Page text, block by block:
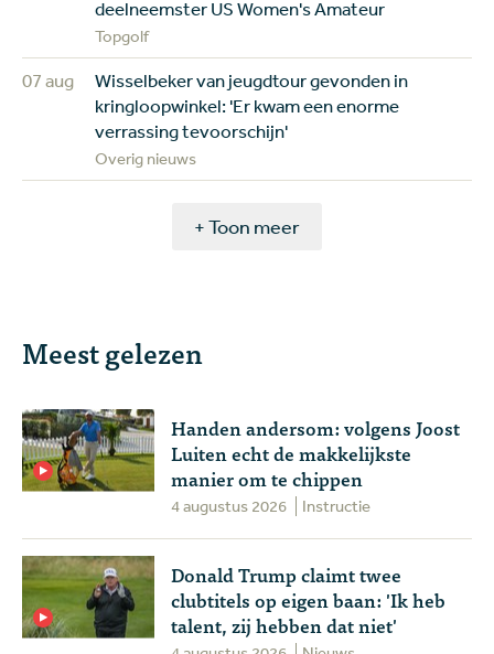
deelneemster US Women's Amateur
Topgolf
07 aug
Wisselbeker van jeugdtour gevonden in
kringloopwinkel: 'Er kwam een enorme
verrassing tevoorschijn'
Overig nieuws
+ Toon meer
Meest gelezen
Handen andersom: volgens Joost
Luiten echt de makkelijkste
manier om te chippen
4 augustus 2026 Instructie
Donald Trump claimt twee
clubtitels op eigen baan: 'Ik heb
talent, zij hebben dat niet'